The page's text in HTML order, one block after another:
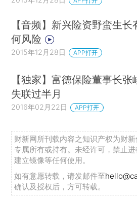
【音频】新兴险资野蛮生长
何风险
2015年12月28日 APP打开
【独家】富德保险董事长张
失联过半月
2016年02月22日 APP打开
财新网所刊载内容之知识产权为财
专属所有或持有。未经许可，禁止
建立镜像等任何使用。
如有意愿转载，请发邮件至
确认及授权后，方可转载。